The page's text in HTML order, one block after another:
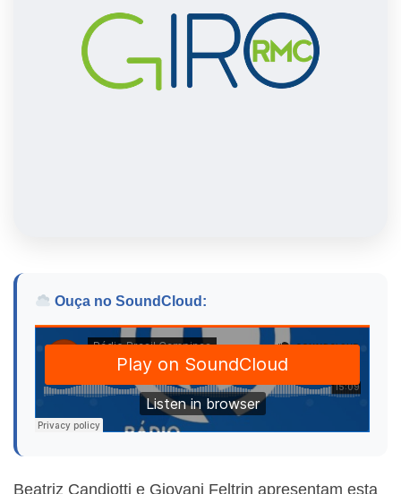
Ouça no SoundCloud:
Beatriz Candiotti e Giovani Feltrin apresentam esta